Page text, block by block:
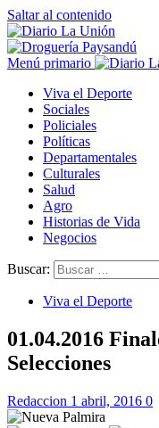
Saltar al contenido
Menú primario
Viva el Deporte
Sociales
Policiales
Políticas
Departamentales
Culturales
Salud
Agro
Historias de Vida
Negocios
Buscar:
Viva el Deporte
01.04.2016
Selecciones
Redaccion 1 abril, 2016 0